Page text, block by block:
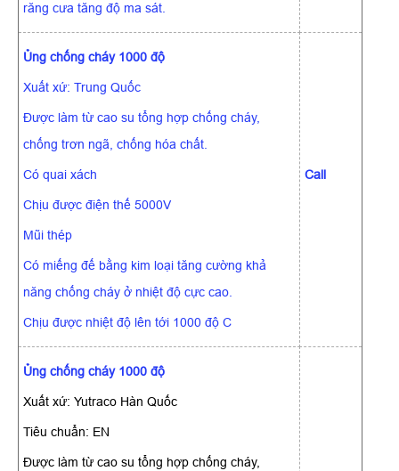
răng cưa tăng độ ma sát.
Ủng chống cháy 1000 độ
Xuất xứ: Trung Quốc
Được làm từ cao su tổng hợp chống cháy,
chống trơn ngã, chống hóa chất.
Có quai xách
Chịu được điện thế 5000V
Mũi thép
Có miếng đế bằng kim loại tăng cường khả
năng chống cháy ở nhiệt độ cực cao.
Chịu được nhiệt độ lên tới 1000 độ C
Call
Ủng chống cháy 1000 độ
Xuất xứ: Yutraco Hàn Quốc
Tiêu chuẩn: EN
Được làm từ cao su tổng hợp chống cháy,